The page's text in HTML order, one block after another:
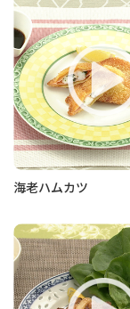
海老ハムカツ